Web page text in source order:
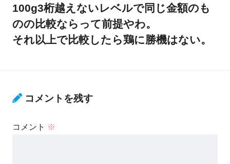
100g3桁越えないレベルで同じ金額のも
のの比較ならって前提やわ。
それ以上で比較したら鶏に勝機はない。
コメントを残す
コメント ※